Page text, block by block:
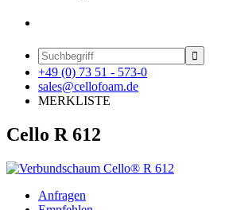

+49 (0) 73 51 - 573-0
sales@cellofoam.de
MERKLISTE
Cello R 612
Anfragen